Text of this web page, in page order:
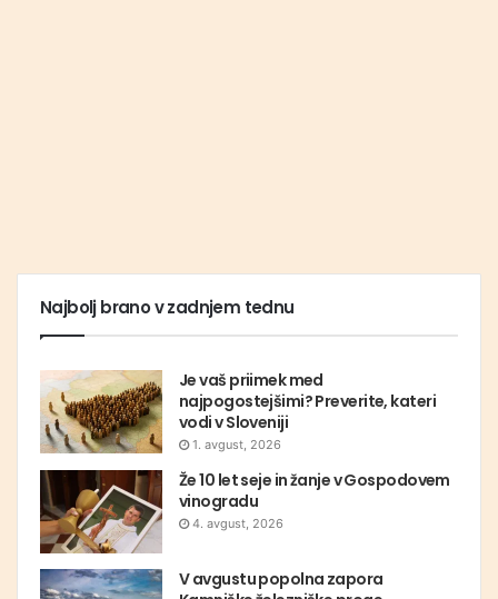
Najbolj brano v zadnjem tednu
Je vaš priimek med
najpogostejšimi? Preverite, kateri
vodi v Sloveniji
1. avgust, 2026
Že 10 let seje in žanje v Gospodovem
vinogradu
4. avgust, 2026
V avgustu popolna zapora